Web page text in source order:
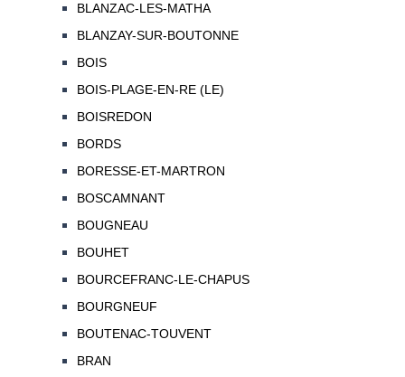
BLANZAC-LES-MATHA
BLANZAY-SUR-BOUTONNE
BOIS
BOIS-PLAGE-EN-RE (LE)
BOISREDON
BORDS
BORESSE-ET-MARTRON
BOSCAMNANT
BOUGNEAU
BOUHET
BOURCEFRANC-LE-CHAPUS
BOURGNEUF
BOUTENAC-TOUVENT
BRAN